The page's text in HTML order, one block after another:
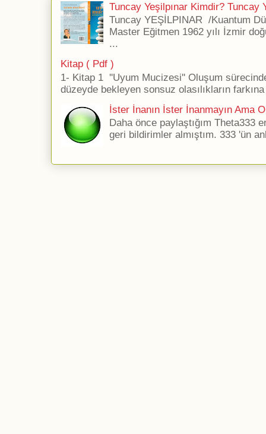
Tuncay Yeşilpınar Kimdir? Tuncay
Tuncay YEŞİLPINAR /Kuantum
Master Eğitmen 1962 yılı İzmir
...
Kitap ( Pdf )
1- Kitap 1 ''Uyum Mucizesi'' Oluşum
düzeyde bekleyen sonsuz olasılıkların
İster İnanın İster İnanmayın Ama
Daha önce paylaştığım Theta333
geri bildirimler almıştım. 333 'ün